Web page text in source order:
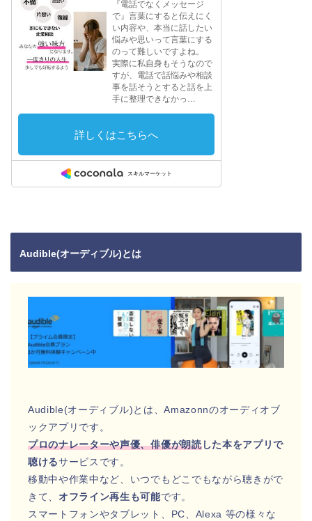
Audible(オーディブル)とは
Audible(オーディブル)とは、Amazonnのオーディオブ
ックアプリです。
プロのナレーターや声優、俳優が朗読した本をアプリで
聴けるサービスです。
移動中や作業中など、いつでもどこでもながら聴きがで
きて、オフライン再生も可能です。
スマートフォンやタブレット、PC、Alexa 等の様々な